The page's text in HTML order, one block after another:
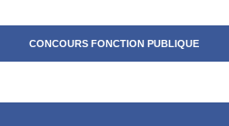
CONCOURS FONCTION PUBLIQUE